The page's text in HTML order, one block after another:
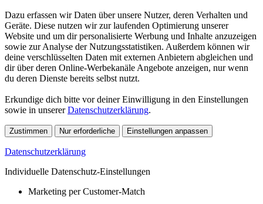
Dazu erfassen wir Daten über unsere Nutzer, deren Verhalten und
Geräte. Diese nutzen wir zur laufenden Optimierung unserer
Website und um dir personalisierte Werbung und Inhalte anzuzeigen
sowie zur Analyse der Nutzungsstatistiken. Außerdem können wir
deine verschlüsselten Daten mit externen Anbietern abgleichen und
dir über deren Online-Werbekanäle Angebote anzeigen, nur wenn
du deren Dienste bereits selbst nutzt.
Erkundige dich bitte vor deiner Einwilligung in den Einstellungen
sowie in unsererDatenschutzerklärung.
Zustimmen Nur erforderliche Einstellungen anpassen
Datenschutzerklärung
Individuelle Datenschutz-Einstellungen
Marketing per Customer-Match